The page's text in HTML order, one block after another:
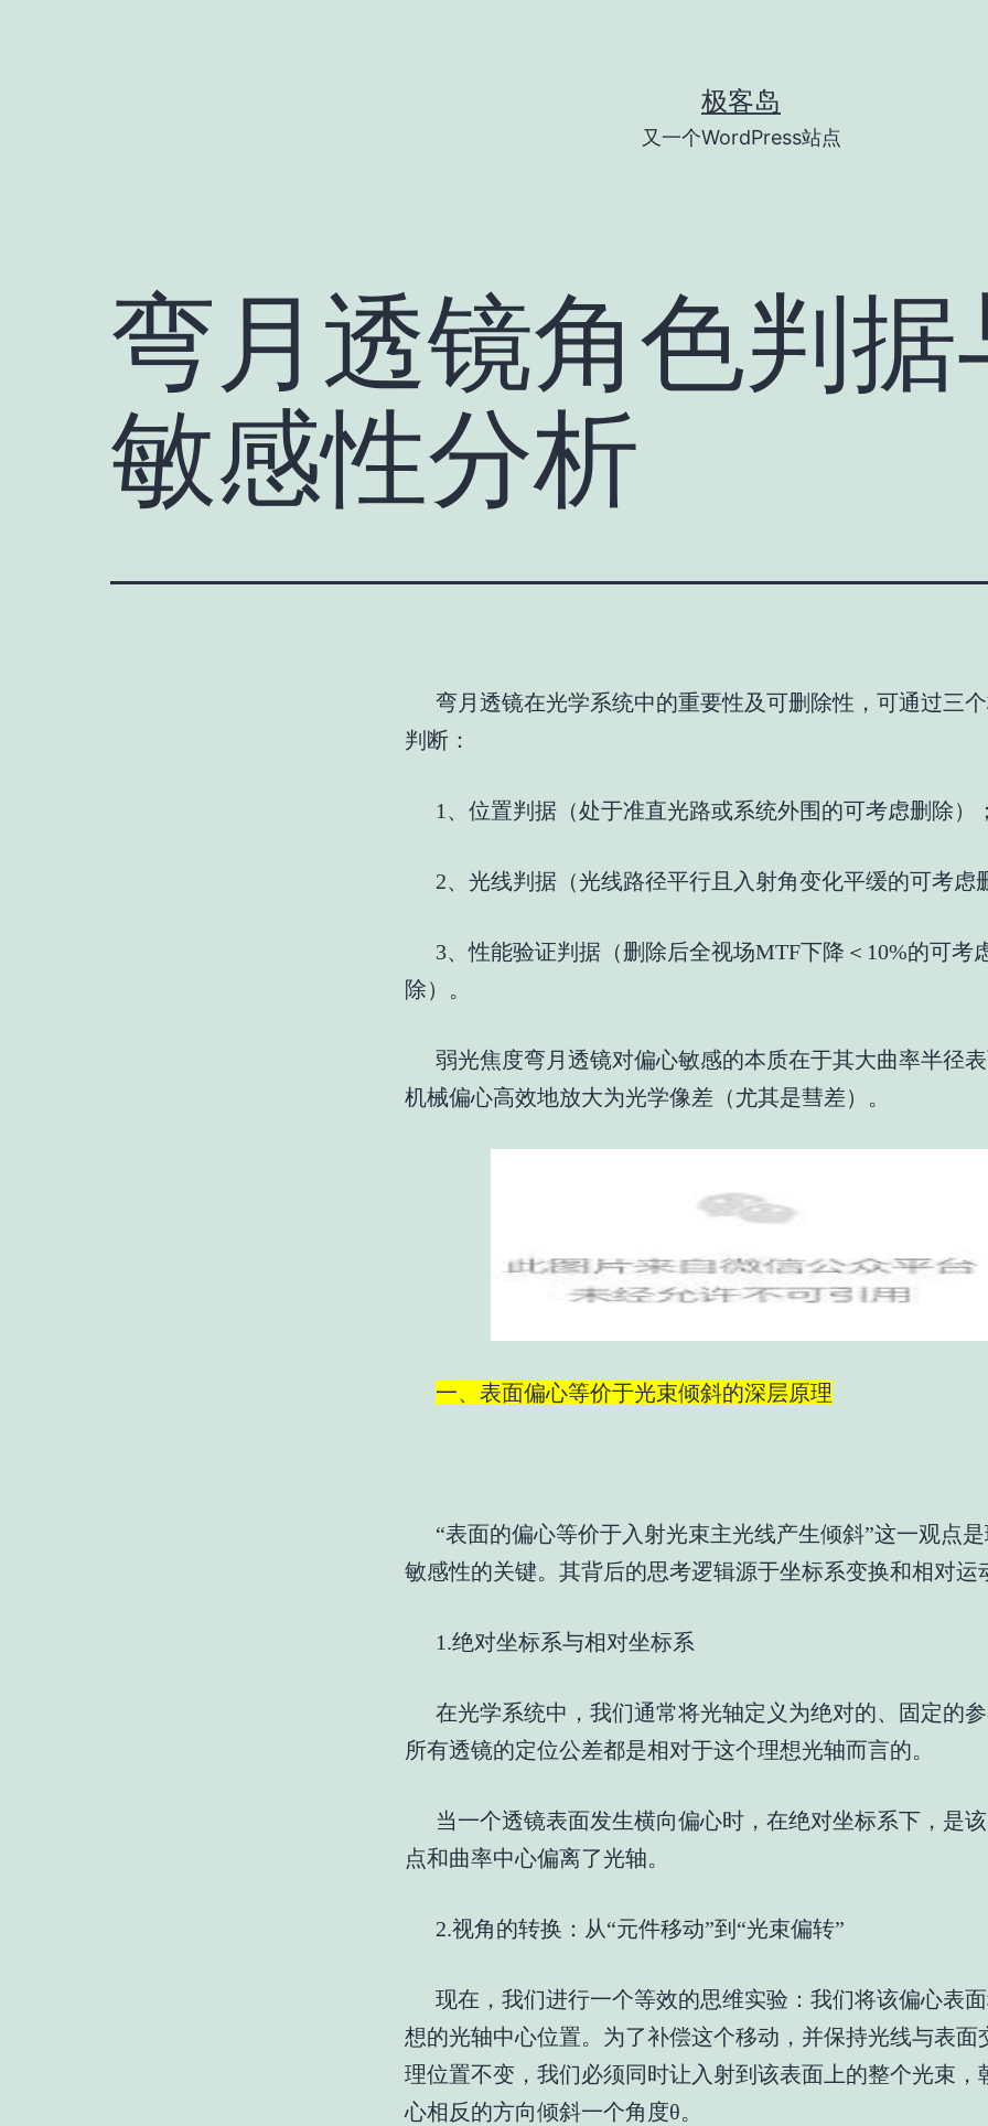
极客岛
又一个WordPress站点
弯月透镜角色判
敏感性分析
弯月透镜在光学系统中的重要性及可删除性，可通过三
判断：
1、 位置判据（处于准直光路或系统外围的可考虑删除）
2、 光线判据（光线路径平行且入射角变化平缓的可考虑
3、性能验证判据（删除后全视场MTF下降＜10%的可考
除）。
弱光焦度弯月透镜对偏心敏感的本质在于其大曲率半径
机械偏心高效地放大为光学像差（尤其是彗差）。
一、 表面偏心等价于光束倾斜的深层原理
“表面的偏心等价于入射光束主光线产生倾斜”这一观点
敏感性的关键。其背后的思考逻辑源于坐标系变换和相对运
1.绝对坐标系与相对坐标系
在光学系统中，我们通常将光轴定义为绝对的、固定的
所有透镜的定位公差都是相对于这个理想光轴而言的。
当一个透镜表面发生横向偏心时，在绝对坐标系下，是
点和曲率中心偏离了光轴。
2.视角的转换：从“元件移动”到“光束偏转”
现在，我们进行一个等效的思维实验：我们将该偏心表
想的光轴中心位置。为了补偿这个移动，并保持光线与表面
理位置不变，我们必须同时让入射到该表面上的整个光束，
心相反的方向倾斜一个角度θ。